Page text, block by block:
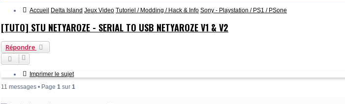
Accueil Delta Island Jeux Video Tutoriel / Modding / Hack & Info Sony - Playstation / PS1 / PSone
[TUTO] STU NETYAROZE - SERIAL TO USB NETYAROZE V1 & V2
Répondre
Imprimer le sujet
11 messages • Page 1 sur 1